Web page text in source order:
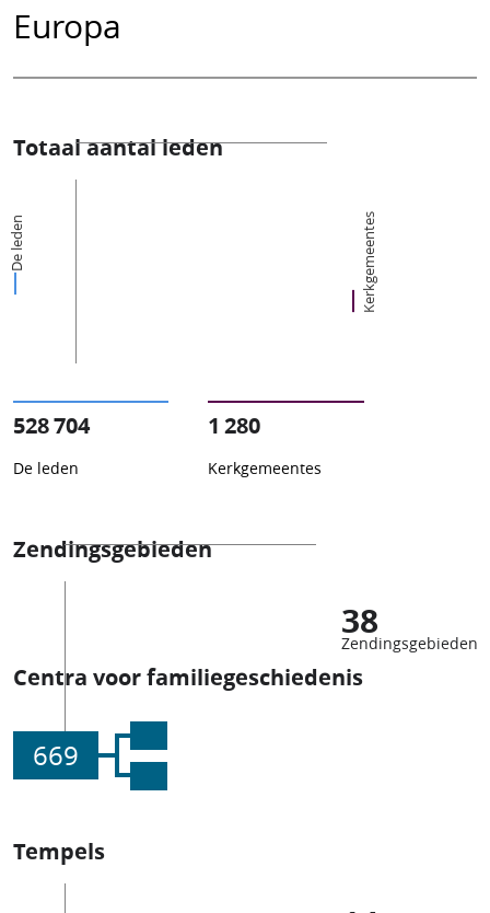
Europa
Totaal aantal leden
De leden Kerkgemeentes
528 704
De leden
1 280
Kerkgemeentes
Zendingsgebieden
38
Zendingsgebieden
Centra voor familiegeschiedenis
669
Tempels